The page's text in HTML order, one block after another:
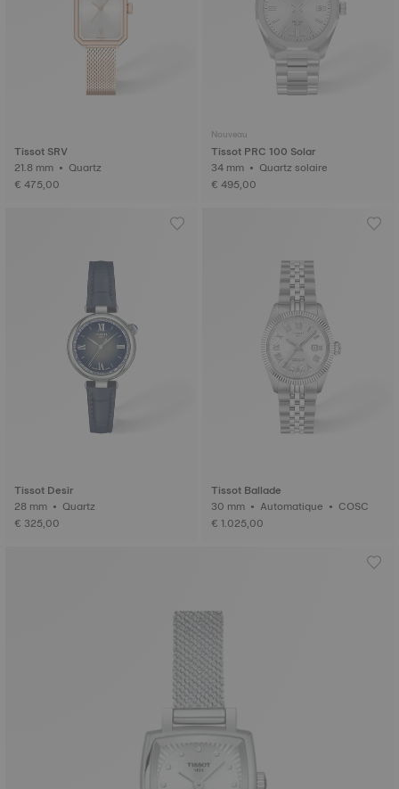
Tissot SRV
21.8 mm • Quartz
€ 475,00
Nouveau
Tissot PRC 100 Solar
34 mm • Quartz solaire
€ 495,00
Tissot Desir
28 mm • Quartz
€ 325,00
Tissot Ballade
30 mm • Automatique • COSC
€ 1.025,00